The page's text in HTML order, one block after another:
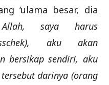
‘ulama besar, dia
saya harus
aku akan
bersikap sendiri, aku
darinya (orang